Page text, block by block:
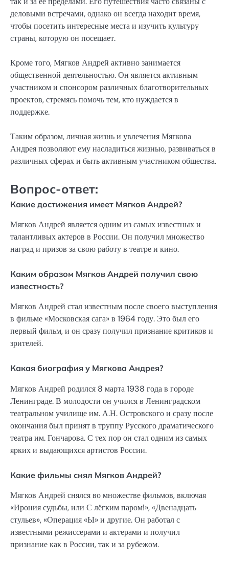
деловыми встречами, однако он всегда находит время,
чтобы посетить интересные места и изучить культуру
страны, которую он посещает.
Кроме того, Мягков Андрей активно занимается
общественной деятельностью. Он является активным
участником и спонсором различных благотворительных
проектов, стремясь помочь тем, кто нуждается в
поддержке.
Таким образом, личная жизнь и увлечения Мягкова
Андрея позволяют ему насладиться жизнью, развиваться в
различных сферах и быть активным участником общества.
Вопрос-ответ:
Какие достижения имеет Мягков Андрей?
Мягков Андрей является одним из самых известных и
талантливых актеров в России. Он получил множество
наград и призов за свою работу в театре и кино.
Каким образом Мягков Андрей получил свою
известность?
Мягков Андрей стал известным после своего выступления
в фильме «Московская сага» в 1964 году. Это был его
первый фильм, и он сразу получил признание критиков и
зрителей.
Какая биография у Мягкова Андрея?
Мягков Андрей родился 8 марта 1938 года в городе
Ленинграде. В молодости он учился в Ленинградском
театральном училище им. А.Н. Островского и сразу после
окончания был принят в труппу Русского драматического
театра им. Гончарова. С тех пор он стал одним из самых
ярких и выдающихся артистов России.
Какие фильмы снял Мягков Андрей?
Мягков Андрей снялся во множестве фильмов, включая
«Ирония судьбы, или С лёгким паром!», «Двенадцать
стульев», «Операция «Ы» и другие. Он работал с
известными режиссерами и актерами и получил
признание как в России, так и за рубежом.